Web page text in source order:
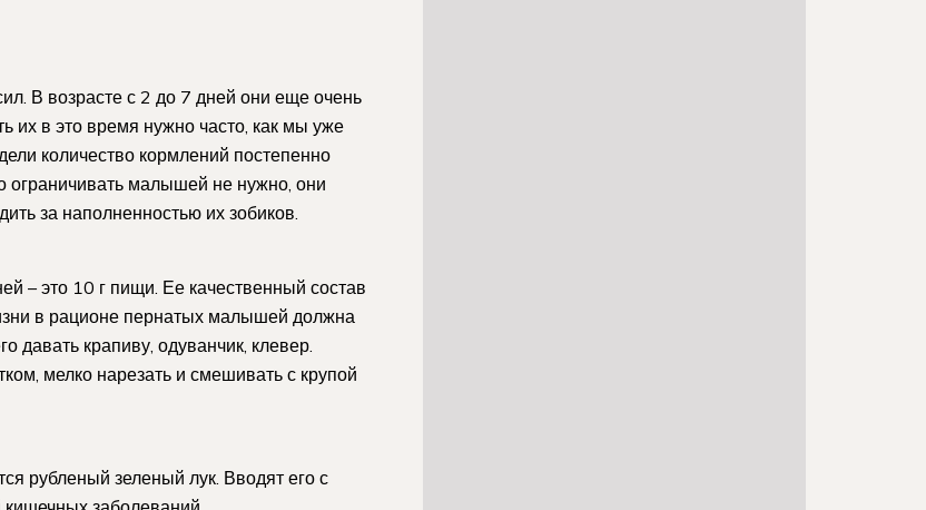
В возрасте с 2 до 7 дней они еще очень
их в это время нужно часто, как мы уже
количество кормлений постепенно
ограничивать малышей не нужно, они
за наполненностью их зобиков.
– это 10 г пищи. Ее качественный состав
в рационе пернатых малышей должна
давать крапиву, одуванчик, клевер.
мелко нарезать и смешивать с крупой
рубленый зеленый лук. Вводят его с